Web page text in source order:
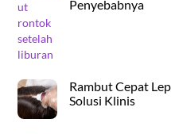
Penyebabnya
Rambut Cepat
Solusi Klinis